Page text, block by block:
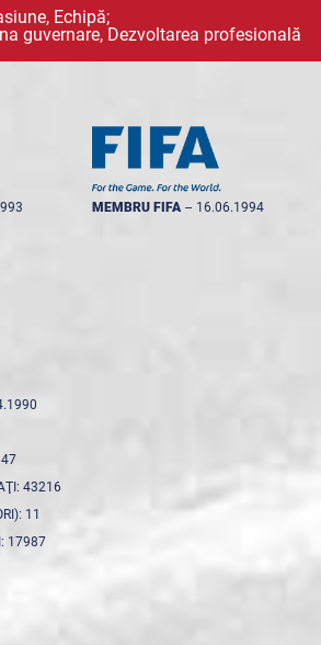
Echipă;
guvernare, Dezvoltarea profesională
MEMBRU FIFA -- 16.06.1994
43216
11
17987